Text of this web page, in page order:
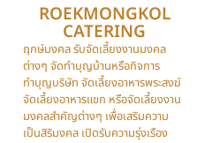
ROEKMONGKOL
CATERING​
ฤกษ์มงคล รับจัดเลี้ยงงานมงคล
ต่างๆ จัดทำบุญบ้านหรือกิจการ
ทำบุญบริษัท จัดเลี้ยงอาหารพระสงฆ์
จัดเลี้ยงอาหารแขก หรือจัดเลี้ยงงาน
มงคลสำคัญต่างๆ เพื่อเสริมความ
เป็นสิริมงคล เปิดรับความรุ่งเรือง